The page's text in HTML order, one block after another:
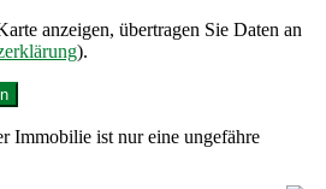
anzeigen, übertragen Sie Daten an
).
Immobilie ist nur eine ungefähre